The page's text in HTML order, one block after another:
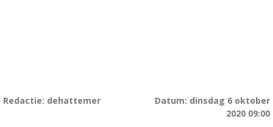
Redactie: dehattemer
Datum: dinsdag 6 oktober
2020 09:00